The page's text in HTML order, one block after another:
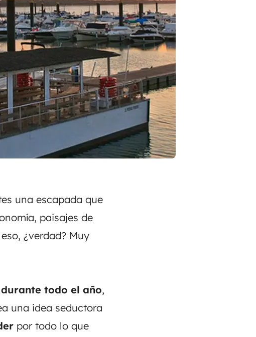
una escapada que
paisajes de
¿verdad? Muy
todo el año,
una idea seductora
por todo lo que